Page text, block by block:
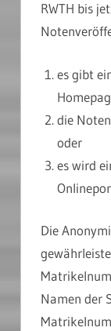
RWTH bis
es gibt
die
oder
es wird
Die
Namen der